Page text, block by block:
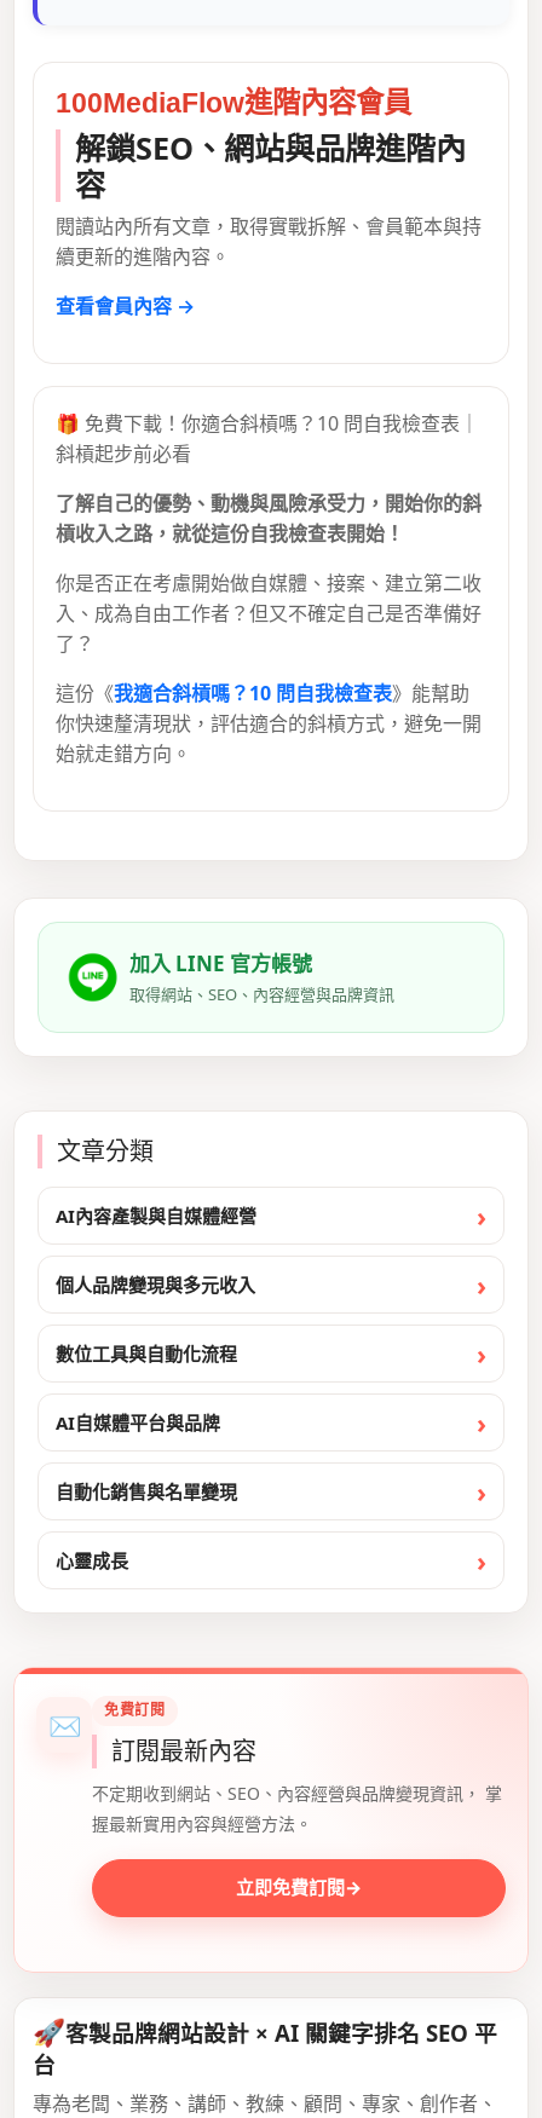
100MediaFlow進階內容會員
解鎖SEO、網站與品牌進階內
容
閱讀站內所有文章，取得實戰拆解、會員範本與持
續更新的進階內容。
查看會員內容 →
🎁 免費下載！你適合斜槓嗎？10 問自我檢查表｜
斜槓起步前必看
了解自己的優勢、動機與風險承受力，開始你的斜
槓收入之路，就從這份自我檢查表開始！
你是否正在考慮開始做自媒體、接案、建立第二收
入、成為自由工作者？但又不確定自己是否準備好
了？
這份《我適合斜槓嗎？10 問自我檢查表》能幫助
你快速釐清現狀，評估適合的斜槓方式，避免一開
始就走錯方向。
加入 LINE 官方帳號
取得網站、SEO、內容經營與品牌資訊
文章分類
AI內容產製與自媒體經營
個人品牌變現與多元收入
數位工具與自動化流程
AI自媒體平台與品牌
自動化銷售與名單變現
心靈成長
✉ 免費訂閱
訂閱最新內容
不定期收到網站、SEO、內容經營與品牌變現資訊， 掌
握最新實用內容與經營方法。
立即免費訂閱→
🚀客製品牌網站設計 × AI 關鍵字排名 SEO 平
台
專為老闆、業務、講師、教練、顧問、專家、創作者、